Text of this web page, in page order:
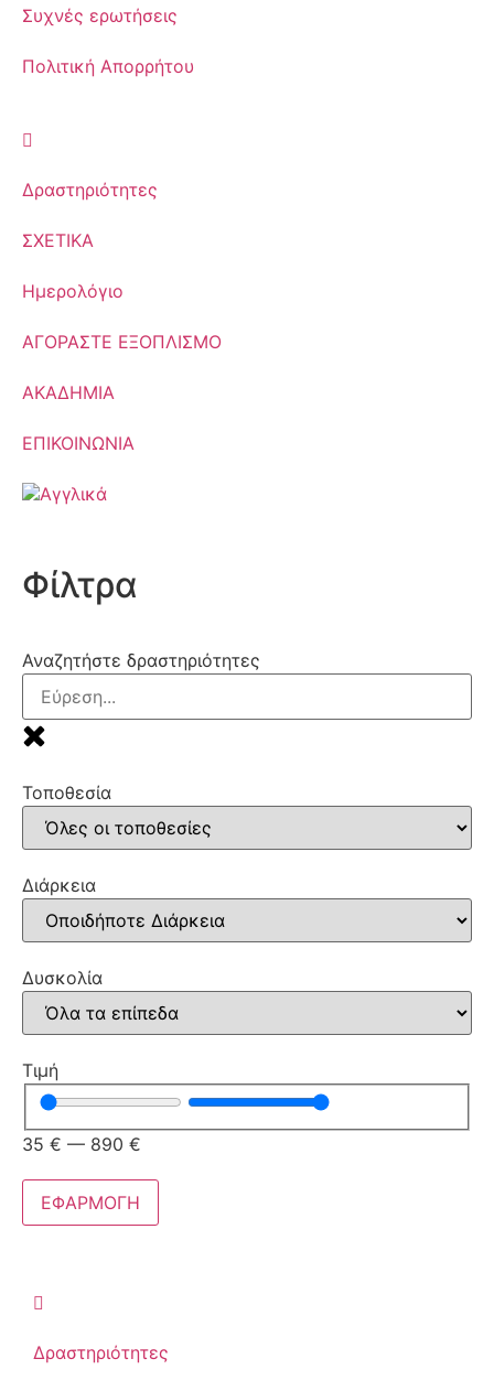
Συχνές ερωτήσεις
Πολιτική Απορρήτου
Δραστηριότητες
ΣΧΕΤΙΚΑ
Ημερολόγιο
ΑΓΟΡΑΣΤΕ ΕΞΟΠΛΙΣΜΟ
ΑΚΑΔΗΜΙΑ
ΕΠΙΚΟΙΝΩΝΙΑ
Φίλτρα
Αναζητήστε δραστηριότητες
Τοποθεσία
Διάρκεια
Δυσκολία
Τιμή
35 € — 890 €
ΕΦΑΡΜΟΓΗ
Δραστηριότητες